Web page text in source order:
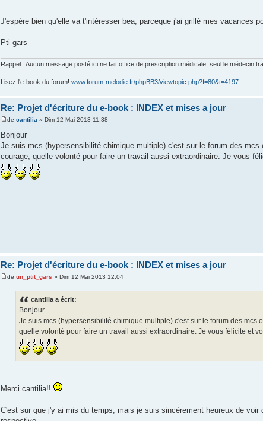
J'espère bien qu'elle va t'intéresser bea, parceque j'ai grillé mes vacances
Pti gars
Rappel : Aucun message posté ici ne fait office de prescription médicale, seul le médecin
Lisez l'e-book du forum!www.forum-melodie.fr/phpBB3/viewtopic.php?f=80&t=4197
Re: Projet d'écriture du e-book : INDEX et mises a jour
decantilia » Dim 12 Mai 2013 11:38
Bonjour
Je suis mcs (hypersensibilité chimique multiple) c'est sur le forum des
courage, quelle volonté pour faire un travail aussi extraordinaire. Je vous
Re: Projet d'écriture du e-book : INDEX et mises a jour
deun_ptit_gars » Dim 12 Mai 2013 12:04
cantilia a écrit:
Bonjour
Je suis mcs (hypersensibilité chimique multiple) c'est sur le forum des
quelle volonté pour faire un travail aussi extraordinaire. Je vous félicite et
Merci cantilia!!
C'est sur que j'y ai mis du temps, mais je suis sincèrement heureux de